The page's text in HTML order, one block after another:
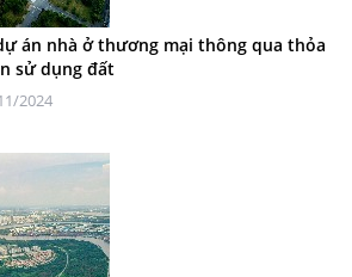
án nhà ở thương mại thông qua thỏa
sử dụng đất
2024